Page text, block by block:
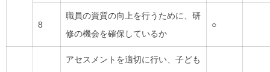
8
職員の資質の向上を行うために、研
修の機会を確保しているか
○
アセスメントを適切に行い、子ども